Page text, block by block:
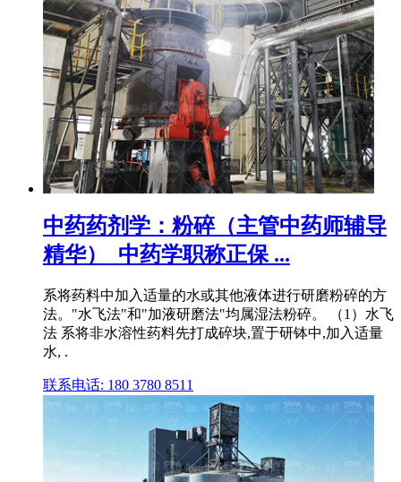
中药药剂学：粉碎（主管中药师辅导
精华）_中药学职称正保 ...
系将药料中加入适量的水或其他液体进行研磨粉碎的方
法。"水飞法"和"加液研磨法"均属湿法粉碎。 （1）水飞
法 系将非水溶性药料先打成碎块,置于研钵中,加入适量
水, .
联系电话: 180 3780 8511